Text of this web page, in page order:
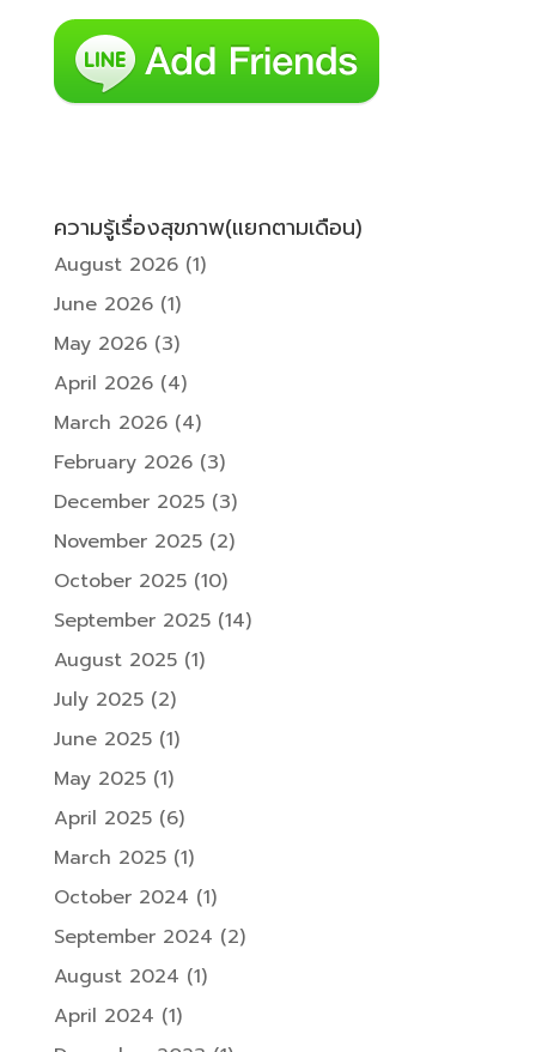
ความรู้เรื่องสุขภาพ(แยกตามเดือน)
August 2026(1)
June 2026(1)
May 2026(3)
April 2026(4)
March 2026(4)
February 2026(3)
December 2025(3)
November 2025(2)
October 2025(10)
September 2025(14)
August 2025(1)
July 2025(2)
June 2025(1)
May 2025(1)
April 2025(6)
March 2025(1)
October 2024 (1)
September 2024 (2)
August 2024 (1)
April 2024 (1)